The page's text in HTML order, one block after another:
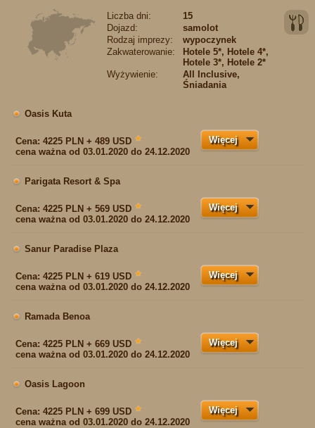
Liczba dni:
15
Dojazd:
samolot
Rodzaj imprezy:
wypoczynek
Zakwaterowanie:
Hotele 5*, Hotele 4*,
Hotele 3*, Hotele 2*
Wyżywienie:
All Inclusive,
Śniadania
Oasis Kuta
Cena: 4225 PLN + 489 USD ★
cena ważna od 03.01.2020 do 24.12.2020
Więcej
Parigata Resort & Spa
Cena: 4225 PLN + 569 USD ★
cena ważna od 03.01.2020 do 24.12.2020
Więcej
Sanur Paradise Plaza
Cena: 4225 PLN + 619 USD ★
cena ważna od 03.01.2020 do 24.12.2020
Więcej
Ramada Benoa
Cena: 4225 PLN + 669 USD ★
cena ważna od 03.01.2020 do 24.12.2020
Więcej
Oasis Lagoon
Cena: 4225 PLN + 699 USD ★
cena ważna od 03.01.2020 do 24.12.2020
Więcej